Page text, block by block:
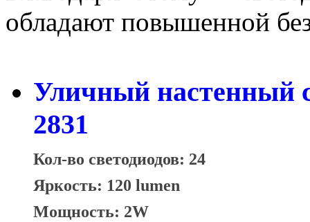
обладают повышенной
Уличный настенный
2831
Кол-во светодиодов: 24
Яркость: 120 lumen
Мощность: 2W